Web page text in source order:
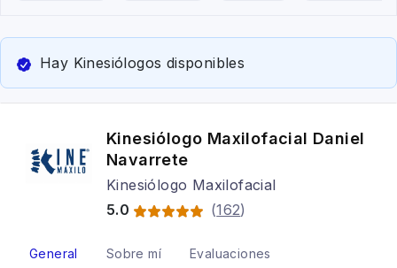
Hay Kinesiólogos disponibles
Kinesiólogo Maxilofacial Daniel
Navarrete
Kinesiólogo Maxilofacial
5.0
(162)
General Sobre mí Evaluaciones